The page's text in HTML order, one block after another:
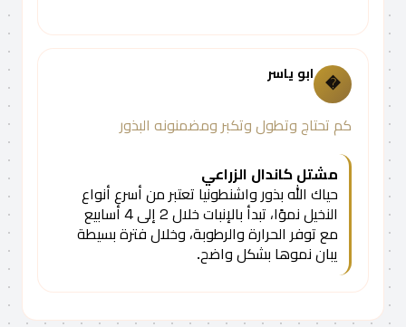
�
ابو ياسر
كم تحتاج وتطول وتكبر ومضمنونه البذور
مشتل كاندال الزراعي
حياك الله بذور واشنطونيا تعتبر من أسرع أنواع
النخيل نموًا، تبدأ بالإنبات خلال 2 إلى 4 أسابيع
مع توفر الحرارة والرطوبة، وخلال فترة بسيطة
يبان نموها بشكل واضح.